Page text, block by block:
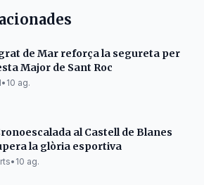
de Mar reforça la segureta per
Major de Sant Roc
• 10 ag.
al Castell de Blanes
la glòria esportiva
• 10 ag.